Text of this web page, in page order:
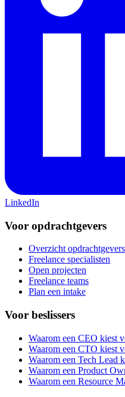
LinkedIn
Voor opdrachtgevers
Overzicht opdrachtgevers
Freelance specialisten
Open projecten
Freelance teams
Plan een intake
Voor beslissers
Waarom een CEO kiest
Waarom een CTO kiest
Waarom een Tech Lead
Waarom een Product
Waarom een Resource